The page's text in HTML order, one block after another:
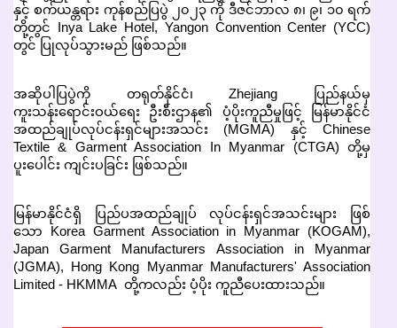
နှင့် စက်ယန္တရား ကုန်စည်ပြပွဲ ၂၀၂၃ ကို ဒီဇင်ဘာလ ၈၊ ၉၊ ၁၀ ရက်
တို့တွင် Inya Lake Hotel, Yangon Convention Center (YCC)
တွင် ပြုလုပ်သွားမည် ဖြစ်သည်။
အဆိုပါပြပွဲကို တရုတ်နိုင်ငံ၊ Zhejiang ပြည်နယ်မှ
ကူးသန်းရောင်းဝယ်ရေး ဦးစီးဌာန၏ ပံ့ပိုးကူညီမှုဖြင့် မြန်မာနိုင်ငံ
အထည်ချုပ်လုပ်ငန်းရှင်များအသင်း (MGMA) နှင့် Chinese
Textile & Garment Association In Myanmar (CTGA) တို့မှ
ပူးပေါင်း ကျင်းပခြင်း ဖြစ်သည်။
မြန်မာနိုင်ငံရှိ ပြည်ပအထည်ချုပ် လုပ်ငန်းရှင်အသင်းများ ဖြစ်
သော Korea Garment Association in Myanmar (KOGAM),
Japan Garment Manufacturers Association in Myanmar
(JGMA), Hong Kong Myanmar Manufacturers' Association
Limited - HKMMA တို့ကလည်း ပံ့ပိုး ကူညီပေးထားသည်။